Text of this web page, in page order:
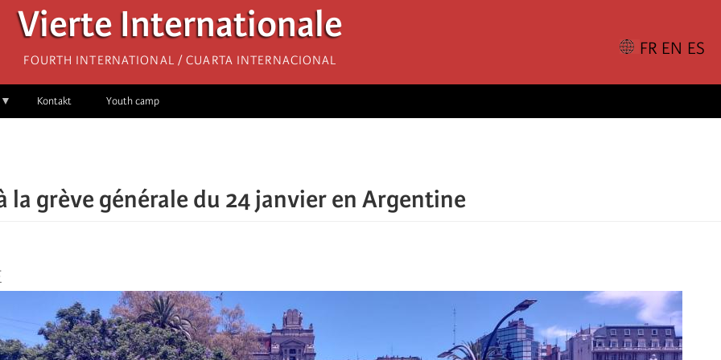
Vierte Internationale
Fourth International / Cuarta Internacional
Kontakt Youth camp
la grève générale du 24 janvier en Argentine